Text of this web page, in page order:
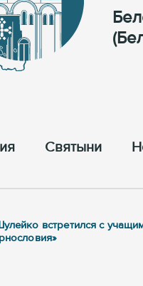
Cвятыни
встретился с